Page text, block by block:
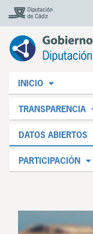
INICIO
TRANSPARENCIA
DATOS ABIERTOS
PARTICIPACIÓN